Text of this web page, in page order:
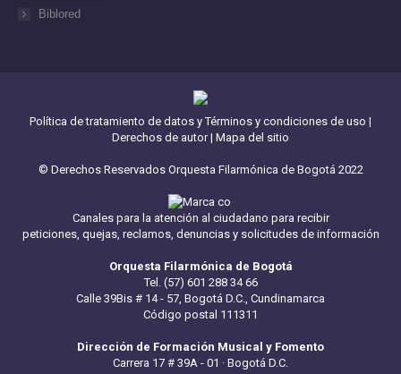
Biblored
Política de tratamiento de datos y Términos y condiciones de uso |
Derechos de autor| Mapa del sitio
© Derechos Reservados Orquesta Filarmónica de Bogotá 2022
Canales para la atención al ciudadano para recibir
peticiones, quejas, reclamos, denuncias y solicitudes de información
Orquesta Filarmónica de Bogotá
Tel. (57) 601 288 34 66
Calle 39Bis # 14 - 57, Bogotá D.C., Cundinamarca
Código postal 111311
Dirección de Formación Musical y Fomento
Carrera 17 # 39A - 01 · Bogotá D.C.